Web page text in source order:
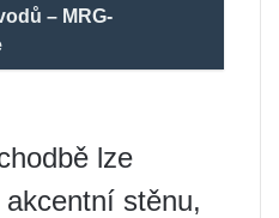
– MRG-
lze
stěnu,